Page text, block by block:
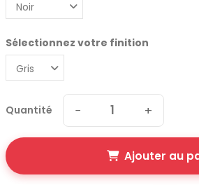
Sélectionnez votre finition
Quantité − +
Ajouter au